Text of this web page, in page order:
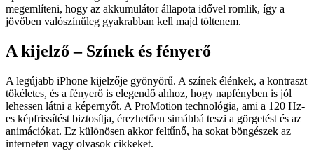
megemlíteni, hogy az akkumulátor állapota idővel romlik, így a
jövőben valószínűleg gyakrabban kell majd töltenem.
A kijelző – Színek és fényerő
A legújabb iPhone kijelzője gyönyörű. A színek élénkek, a kontraszt
tökéletes, és a fényerő is elegendő ahhoz, hogy napfényben is jól
lehessen látni a képernyőt. A ProMotion technológia, ami a 120 Hz-
es képfrissítést biztosítja, érezhetően simábbá teszi a görgetést és az
animációkat. Ez különösen akkor feltűnő, ha sokat böngészek az
interneten vagy olvasok cikkeket.